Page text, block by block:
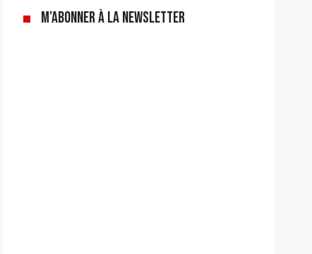
M’abonner à la newsletter